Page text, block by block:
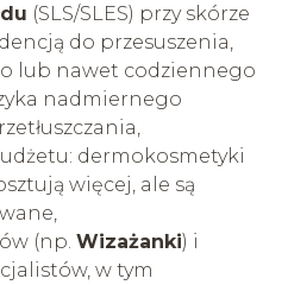
(SLS/SLES) przy skórze
do przesuszenia,
lub nawet codziennego
nadmiernego
dermokosmetyki
więcej, ale są
(np. Wizażanki) i
w tym